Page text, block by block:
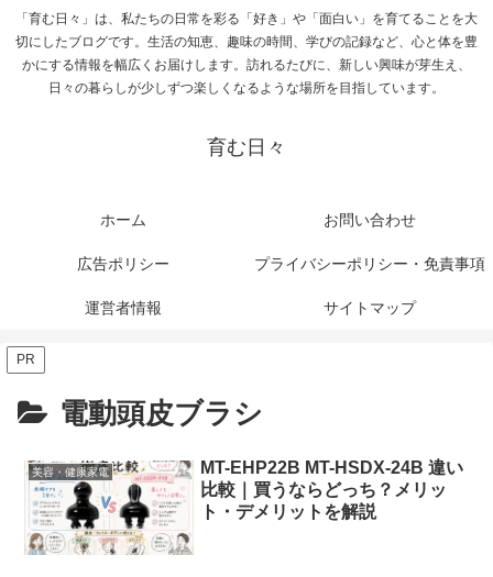
「育む日々」は、私たちの日常を彩る「好き」や「面白い」を育てることを大
切にしたブログです。生活の知恵、趣味の時間、学びの記録など、心と体を豊
かにする情報を幅広くお届けします。訪れるたびに、新しい興味が芽生え、
日々の暮らしが少しずつ楽しくなるような場所を目指しています。
育む日々
ホーム お問い合わせ
広告ポリシー プライバシーポリシー・免責事項
運営者情報 サイトマップ
PR
電動頭皮ブラシ
美容・健康家電
MT-EHP22B MT-HSDX-24B 違い
比較｜買うならどっち？メリッ
ト・デメリットを解説